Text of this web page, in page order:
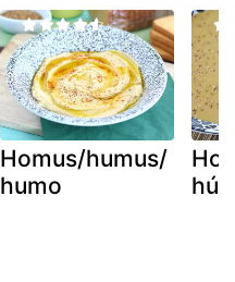
Homus/humus/
humo